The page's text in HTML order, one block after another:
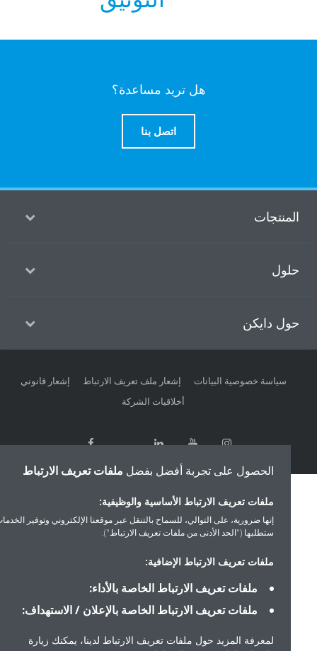
هل تريد مساعدة؟
اتصل بنا
دايكن
إشعار قانوني إشعار ملف تعريف الارتباط
سياسة خصوصية البيانات
أخلاقيات الشركة
الحصول على تجربة أفضل بفضلملفات تعريف الارتباط
ملفات تعريف الارتباط الأساسية والوظيفية:
إنها ضرورية، على التوالي، للسماح بالتنقل عبر موقعنا الإلكتروني وتوفير الخدمات التي
ستطلبها ("الحد الأدنى من ملفات تعريف الارتباط").
ملفات تعريف الارتباط الإضافية:
ملفات تعريف الارتباط الخاصة بالأداء:
ملفات تعريف الارتباط الخاصة بالإعلان / الاستهداف:
لمعرفة المزيد حول ملفات تعريف الارتباط لدينا، يمكنك زيارة